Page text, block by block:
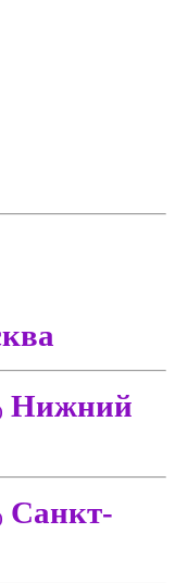
Нижний
Санкт-